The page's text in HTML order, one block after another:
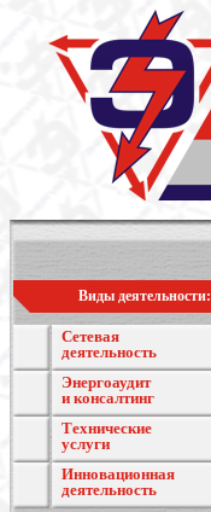
Виды деятельности:
Сетевая
деятельность
Энергоаудит
и консалтинг
Технические
услуги
Инновационная
деятельность